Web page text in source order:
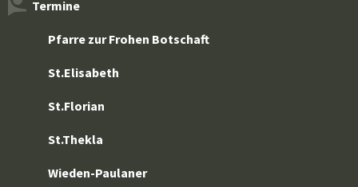
Termine
Pfarre zur Frohen Botschaft
St.Elisabeth
St.Florian
St.Thekla
Wieden-Paulaner